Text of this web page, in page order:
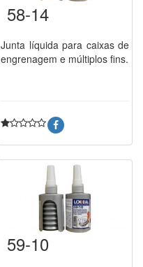
58-14
Junta líquida para caixas de
engrenagem e múltiplos fins.
59-10